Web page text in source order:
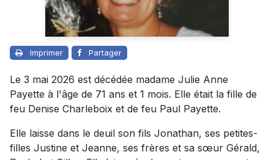
Imprimer Partager
Le 3 mai 2026 est décédée madame Julie Anne
Payette à l'âge de 71 ans et 1 mois. Elle était la fille de
feu Denise Charleboix et de feu Paul Payette.
Elle laisse dans le deuil son fils Jonathan, ses petites-
filles Justine et Jeanne, ses frères et sa sœur Gérald,